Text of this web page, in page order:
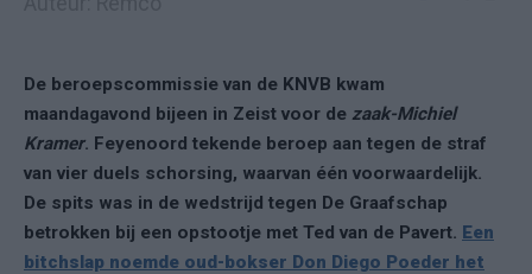
De beroepscommissie van de KNVB kwam
maandagavond bijeen in Zeist voor de zaak-Michiel
Kramer. Feyenoord tekende beroep aan tegen de straf
van vier duels schorsing, waarvan één voorwaardelijk.
De spits was in de wedstrijd tegen De Graafschap
betrokken bij een opstootje met Ted van de Pavert. Een
bitchslap noemde oud-bokser Don Diego Poeder het